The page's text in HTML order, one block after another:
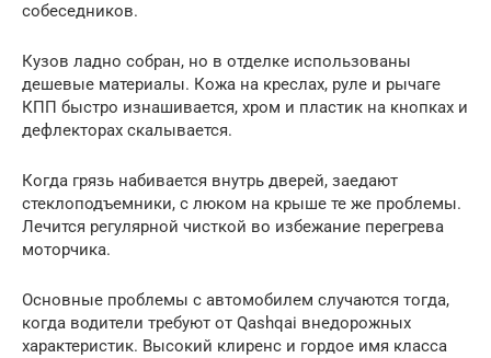
собеседников.
Кузов ладно собран, но в отделке использованы
дешевые материалы. Кожа на креслах, руле и рычаге
КПП быстро изнашивается, хром и пластик на кнопках и
дефлекторах скалывается.
Когда грязь набивается внутрь дверей, заедают
стеклоподъемники, с люком на крыше те же проблемы.
Лечится регулярной чисткой во избежание перегрева
моторчика.
Основные проблемы с автомобилем случаются тогда,
когда водители требуют от Qashqai внедорожных
характеристик. Высокий клиренс и гордое имя класса